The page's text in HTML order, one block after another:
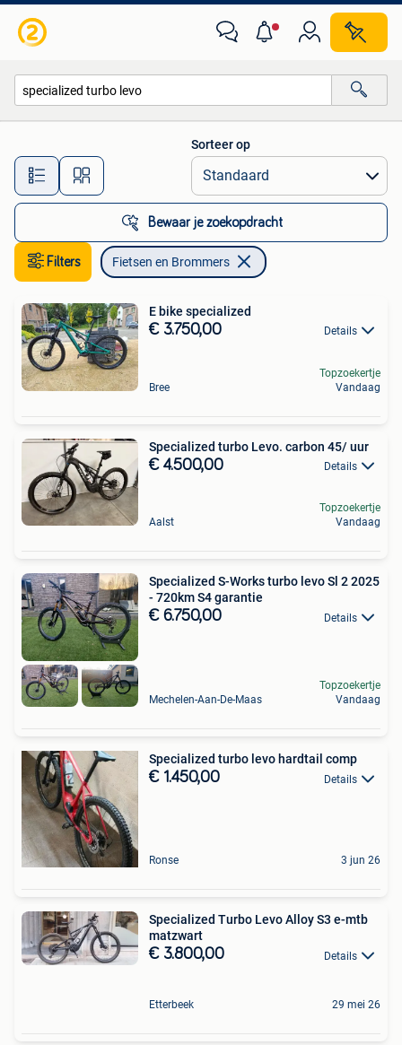
Alle afstanden…
Sorteer op
Bewaar je zoekopdracht
Filters Fietsen en Brommers
E bike specialized
€ 3.750,00 Details
Bree
Topzoekertje
Vandaag
Specialized turbo Levo. carbon 45/ uur
€ 4.500,00 Details
Aalst
Topzoekertje
Vandaag
Specialized S-Works turbo levo Sl 2 2025
- 720km S4 garantie
€ 6.750,00 Details
Mechelen-Aan-De-Maas
Topzoekertje
Vandaag
Specialized turbo levo hardtail comp
€ 1.450,00 Details
Ronse 3 jun 26
Specialized Turbo Levo Alloy S3 e-mtb
matzwart
€ 3.800,00 Details
Etterbeek 29 mei 26